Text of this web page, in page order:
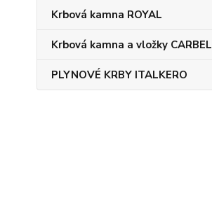
Krbová kamna ROYAL
Krbová kamna a vložky CARBEL
PLYNOVÉ KRBY ITALKERO